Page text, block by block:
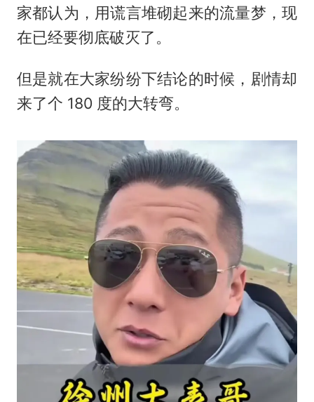
家都认为，用谎言堆砌起来的流量梦，现
在已经要彻底破灭了。
但是就在大家纷纷下结论的时候，剧情却
来了个 180 度的大转弯。